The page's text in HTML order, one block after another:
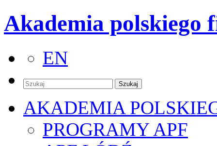
Akademia polskiego
EN
AKADEMIA
PROGRAMY APF